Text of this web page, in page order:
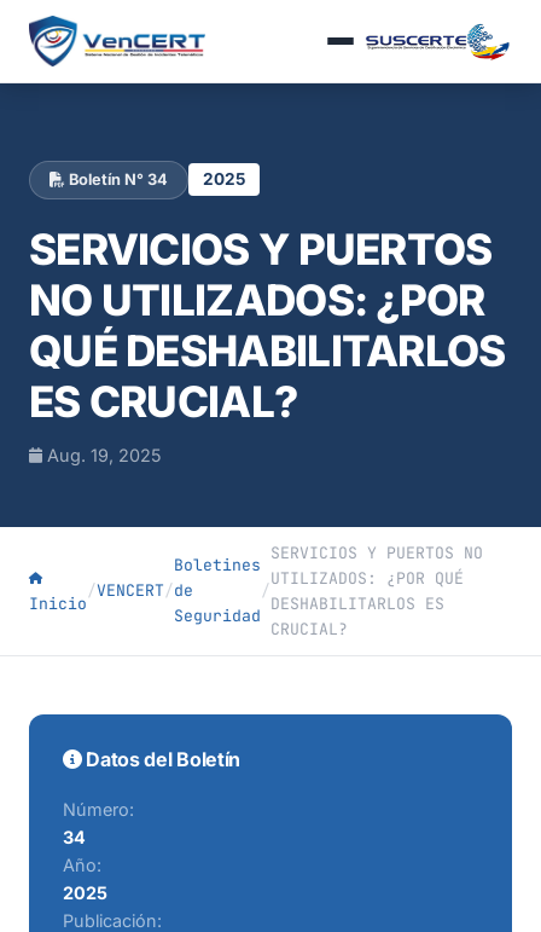
Boletín N° 34 2025
SERVICIOS Y PUERTOS
NO UTILIZADOS: ¿POR
QUÉ DESHABILITARLOS
ES CRUCIAL?
Aug. 19, 2025
Inicio
/VENCERT/
Boletines
de
Seguridad
/
SERVICIOS Y PUERTOS NO
UTILIZADOS: ¿POR QUÉ
DESHABILITARLOS ES
CRUCIAL?
Datos del Boletín
Número:
34
Año:
2025
Publicación: